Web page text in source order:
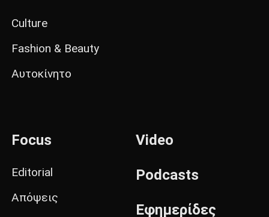
Culture
Fashion & Beauty
Αυτοκίνητο
Focus
Editorial
Απόψεις
Video
Podcasts
Εφημερίδες